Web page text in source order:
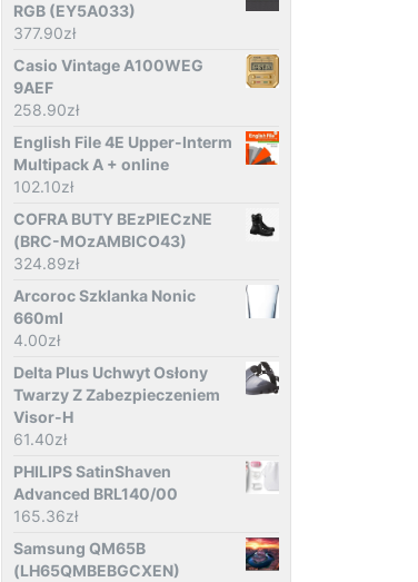
RGB (EY5A033)
377.90zł
Casio Vintage A100WEG
9AEF
258.90zł
English File 4E Upper-Interm
Multipack A + online
102.10zł
COFRA BUTY BEzPIECzNE
(BRC-MOzAMBICO43)
324.89zł
Arcoroc Szklanka Nonic
660ml
4.00zł
Delta Plus Uchwyt Osłony
Twarzy Z Zabezpieczeniem
Visor-H
61.40zł
PHILIPS SatinShaven
Advanced BRL140/00
165.36zł
Samsung QM65B
(LH65QMBEBGCXEN)